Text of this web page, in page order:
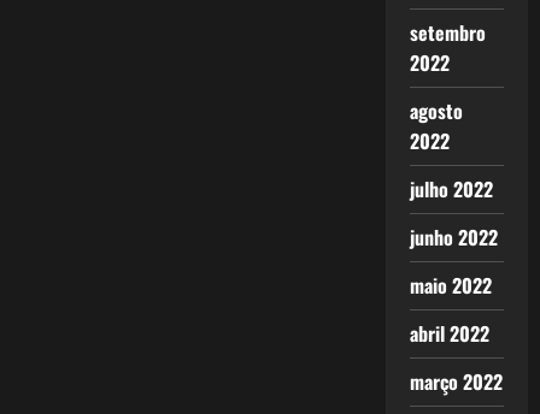
setembro
2022
agosto
2022
julho 2022
junho 2022
maio 2022
abril 2022
março 2022